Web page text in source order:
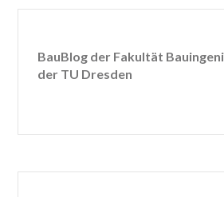
BauBlog der Fakultät
der TU Dresden